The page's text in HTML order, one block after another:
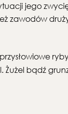
jego
zawodów
bądź